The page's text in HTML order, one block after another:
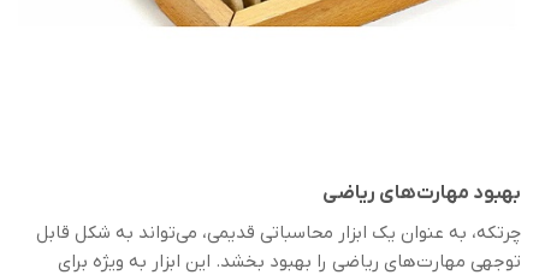
بهبود مهارت‌های ریاضی
چرتکه، به عنوان یک ابزار محاسباتی قدیمی، می‌تواند به شکل قابل
توجهی مهارت‌های ریاضی را بهبود بخشد. این ابزار به ویژه برای